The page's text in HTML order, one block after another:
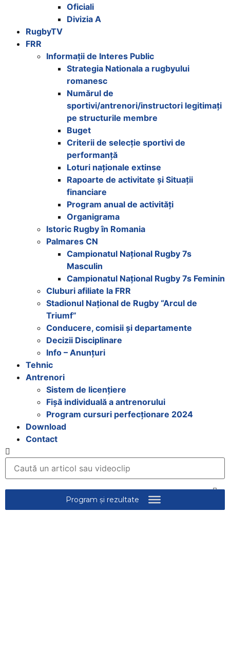
Oficiali
Divizia A
RugbyTV
FRR
Informații de Interes Public
Strategia Nationala a rugbyului
romanesc
Numărul de
sportivi/antrenori/instructori legitimați
pe structurile membre
Buget
Criterii de selecție sportivi de
performanță
Loturi naționale extinse
Rapoarte de activitate și Situații
financiare
Program anual de activități
Organigrama
Istoric Rugby în Romania
Palmares CN
Campionatul Național Rugby 7s
Masculin
Campionatul Național Rugby 7s Feminin
Cluburi afiliate la FRR
Stadionul Național de Rugby “Arcul de
Triumf”
Conducere, comisii și departamente
Decizii Disciplinare
Info – Anunțuri
Tehnic
Antrenori
Sistem de licențiere
Fișă individuală a antrenorului
Program cursuri perfecționare 2024
Download
Contact